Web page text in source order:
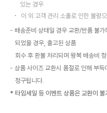
있는 경우
이 외 고객 관리 소홀로 인한 불량
배송준비 상태일 경우 교환/반품 불
되었을 경우, 출고된 상품
회수 후 환불 처리되며 왕복 배송비
상품 사이즈 교환시 품절로 인해 부
청구됩니다.
* 타임세일 등 이벤트 상품은 교환이 불